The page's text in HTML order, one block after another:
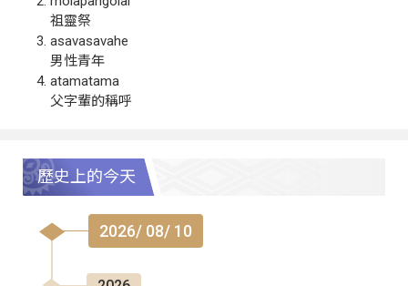
祖靈祭
asavasavahe
男性青年
atamatama
父字輩的稱呼
歷史上的今天
2026/ 08/ 10